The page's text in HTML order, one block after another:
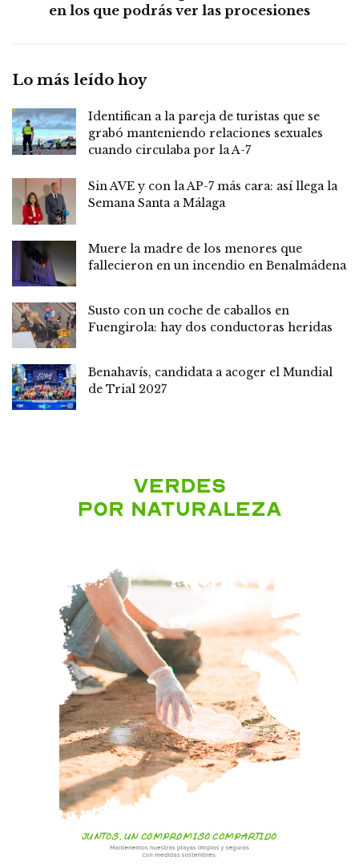
en los que podrás ver las procesiones
Lo más leído hoy
Identifican a la pareja de turistas que se
grabó manteniendo relaciones sexuales
cuando circulaba por la A-7
Sin AVE y con la AP-7 más cara: así llega la
Semana Santa a Málaga
Muere la madre de los menores que
fallecieron en un incendio en Benalmádena
Susto con un coche de caballos en
Fuengirola: hay dos conductoras heridas
Benahavís, candidata a acoger el Mundial
de Trial 2027